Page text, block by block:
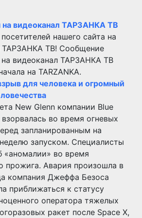
видеоканал ТАРЗАНКА ТВ
нашего сайта на
ТАРЗАНКА ТВ! Сообщение
видеоканал ТАРЗАНКА ТВ
на TARZANKA.
для человека и огромный
New Glenn компании Blue
во время огневых
запланированным на
запуском. Специалисты
«аномалии» во время
прожига. Авария произошла в
компания Джеффа Безоса
приближаться к статусу
оператора тяжелых
ракет после Space X,